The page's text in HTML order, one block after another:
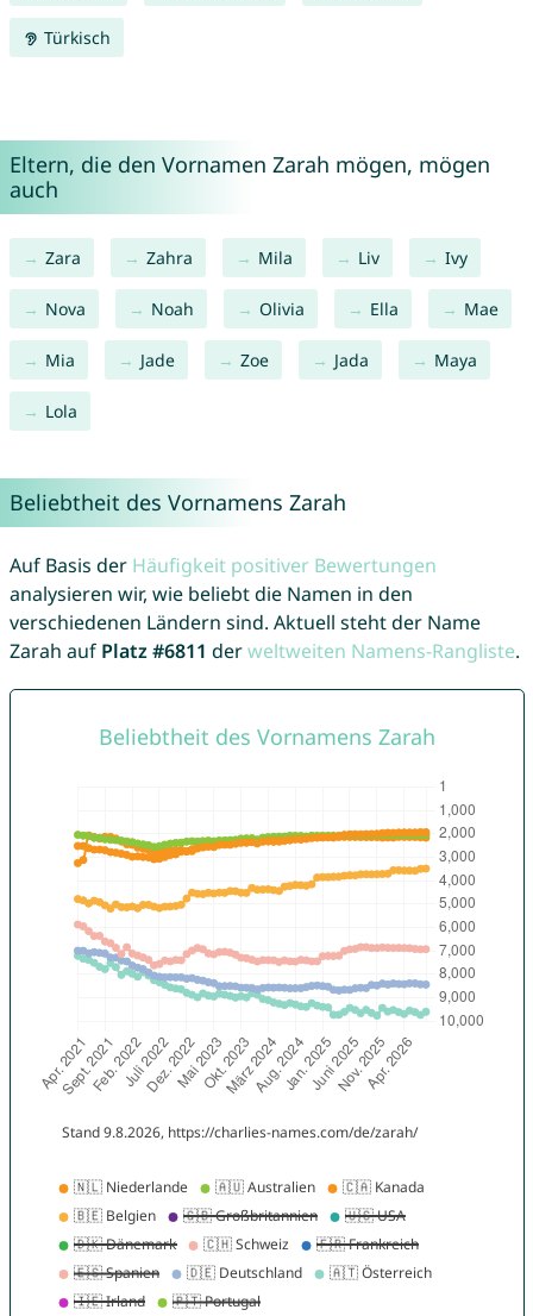
Türkisch
Eltern, die den Vornamen Zarah mögen, mögen
auch
Zara Zahra Mila Liv Ivy
Nova Noah Olivia Ella Mae
Mia Jade Zoe Jada Maya
Lola
Beliebtheit des Vornamens Zarah
Auf Basis der Häufigkeit positiver Bewertungen
analysieren wir, wie beliebt die Namen in den
verschiedenen Ländern sind. Aktuell steht der Name
Zarah auf Platz #6811 derweltweiten Namens-Rangliste.